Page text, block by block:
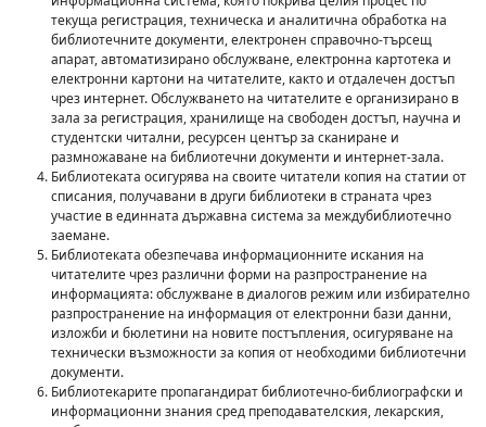
текуща регистрация, техническа и аналитична обработка на
библиотечните документи, електронен справочно-търсещ
апарат, автоматизирано обслужване, електронна картотека и
електронни картони на читателите, както и отдалечен достъп
чрез интернет. Обслужването на читателите е организирано в
зала за регистрация, хранилище на свободен достъп, научна и
студентски читални, ресурсен център за сканиране и
размножаване на библиотечни документи и интернет-зала.
Библиотеката осигурява на своите читатели копия на статии от
списания, получавани в други библиотеки в страната чрез
участие в единната държавна система за междубиблиотечно
заемане.
Библиотеката обезпечава информационните искания на
читателите чрез различни форми на разпространение на
информацията: обслужване в диалогов режим или избирателно
разпространение на информация от електронни бази данни,
изложби и бюлетини на новите постъпления, осигуряване на
технически възможности за копия от необходими библиотечни
документи.
Библиотекарите пропагандират библиотечно-библиографски и
информационни знания сред преподавателския, лекарския,